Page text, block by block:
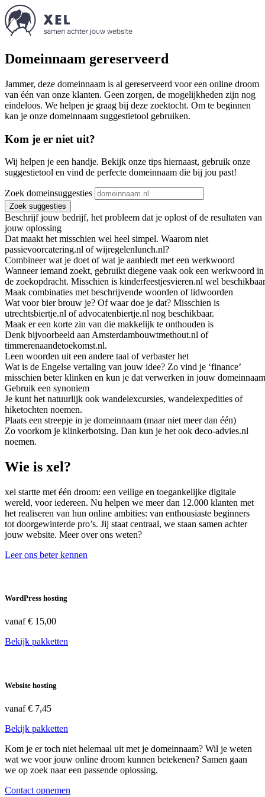
Domeinnaam gereserveerd
Jammer, deze domeinnaam is al gereserveerd voor een online droom
van één van onze klanten. Geen zorgen, de mogelijkheden zijn nog
eindeloos. We helpen je graag bij deze zoektocht. Om te beginnen
kan je onze domeinnaam suggestietool gebruiken.
Kom je er niet uit?
Wij helpen je een handje. Bekijk onze tips hiernaast, gebruik onze
suggestietool en vind de perfecte domeinnaam die bij jou past!
Zoek domeinsuggesties
Zoek suggesties
Beschrijf jouw bedrijf, het probleem dat je oplost of de resultaten van
jouw oplossing
Dat maakt het misschien wel heel simpel. Waarom niet
passievoorcatering.nl of wijregelenlunch.nl?
Combineer wat je doet of wat je aanbiedt met een werkwoord
Wanneer iemand zoekt, gebruikt diegene vaak ook een werkwoord in
de zoekopdracht. Misschien is kinderfeestjesvieren.nl wel
Maak combinaties met beschrijvende woorden of lidwoorden
Wat voor bier brouw je? Of waar doe je dat? Misschien is
utrechtsbiertje.nl of advocatenbiertje.nl nog beschikbaar.
Maak er een korte zin van die makkelijk te onthouden is
Denk bijvoorbeeld aan Amsterdambouwtmethout.nl of
timmerenaandetoekomst.nl.
Leen woorden uit een andere taal of verbaster het
Wat is de Engelse vertaling van jouw idee? Zo vind je ‘finance’
misschien beter klinken en kun je dat verwerken in jouw
Gebruik een synoniem
Je kunt het natuurlijk ook wandelexcursies, wandelexpedities of
hiketochten noemen.
Plaats een streepje in je domeinnaam (maar niet meer dan één)
Zo voorkom je klinkerbotsing. Dan kun je het ook deco-advies.nl
noemen.
Wie is xel?
xel startte met één droom: een veilige en toegankelijke digitale
wereld, voor iedereen. Nu helpen we meer dan 12.000 klanten met
het realiseren van hun online ambities: van enthousiaste beginners
tot doorgewinterde pro’s. Jij staat centraal, we staan samen achter
jouw website. Meer over ons weten?
Leer ons beter kennen
WordPress hosting
vanaf€ 15,00
Bekijk pakketten
Website hosting
vanaf€ 7,45
Bekijk pakketten
Kom je er toch niet helemaal uit met je domeinnaam? Wil je weten
wat we voor jouw online droom kunnen betekenen? Samen gaan
we op zoek naar een passende oplossing.
Contact opnemen